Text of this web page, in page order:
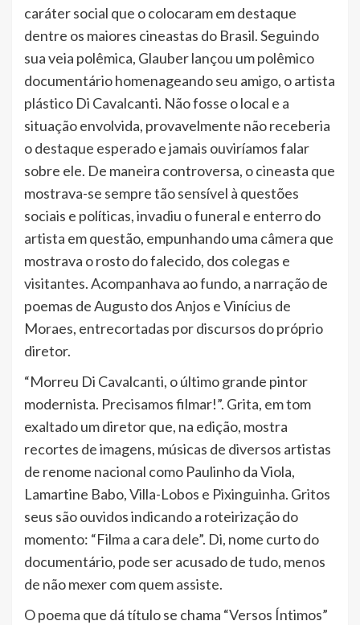
caráter social que o colocaram em destaque
dentre os maiores cineastas do Brasil. Seguindo
sua veia polêmica, Glauber lançou um polêmico
documentário homenageando seu amigo, o artista
plástico Di Cavalcanti. Não fosse o local e a
situação envolvida, provavelmente não receberia
o destaque esperado e jamais ouviríamos falar
sobre ele. De maneira controversa, o cineasta que
mostrava-se sempre tão sensível à questões
sociais e políticas, invadiu o funeral e enterro do
artista em questão, empunhando uma câmera que
mostrava o rosto do falecido, dos colegas e
visitantes. Acompanhava ao fundo, a narração de
poemas de Augusto dos Anjos e Vinícius de
Moraes, entrecortadas por discursos do próprio
diretor.
“Morreu Di Cavalcanti, o último grande pintor
modernista. Precisamos filmar!”. Grita, em tom
exaltado um diretor que, na edição, mostra
recortes de imagens, músicas de diversos artistas
de renome nacional como Paulinho da Viola,
Lamartine Babo, Villa-Lobos e Pixinguinha. Gritos
seus são ouvidos indicando a roteirização do
momento: “Filma a cara dele”. Di, nome curto do
documentário, pode ser acusado de tudo, menos
de não mexer com quem assiste.
O poema que dá título se chama “Versos Íntimos”